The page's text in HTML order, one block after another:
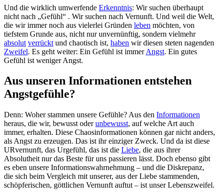
Und die wirklich umwerfende Erkenntnis: Wir suchen überhaupt
nicht nach „Gefühl“ . Wir suchen nach Vernunft. Und weil die Welt,
die wir immer noch aus vielerlei Gründen leben möchten, von
tiefstem Grunde aus, nicht nur unvernünftig, sondern vielmehr
absolut verrückt und chaotisch ist, haben wir diesen steten nagenden
Zweifel. Es geht weiter: Ein Gefühl ist immerAngst. Ein gutes
Gefühl ist weniger Angst.
Aus unseren Informationen entstehen
Angstgefühle?
Denn: Woher stammen unsere Gefühle? Aus den Informationen
heraus, die wir, bewusst oderunbewusst, auf welche Art auch
immer, erhalten. Diese Chaosinformationen können gar nicht anders,
als Angst zu erzeugen. Das ist ihr einziger Zweck. Und da ist diese
URvernunft, das Urgefühl, das ist die Liebe, die aus ihrer
Absolutheit nur das Beste für uns passieren lässt. Doch ebenso gibt
es eben unsere Informationswahrnehmung – und die Diskrepanz,
die sich beim Vergleich mit unserer, aus der Liebe stammenden,
schöpferischen, göttlichen Vernunft auftut – ist unser Lebenszweifel.